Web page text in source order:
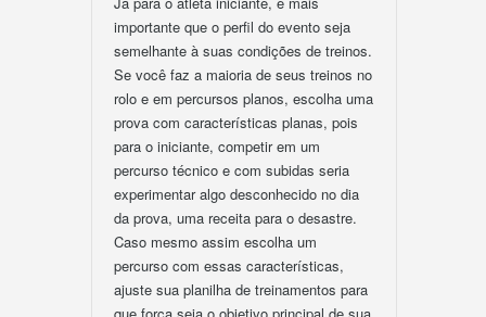
importante que o perfil do evento seja
semelhante à suas condições de treinos.
Se você faz a maioria de seus treinos no
rolo e em percursos planos, escolha uma
prova com características planas, pois
para o iniciante, competir em um
percurso técnico e com subidas seria
experimentar algo desconhecido no dia
da prova, uma receita para o desastre.
Caso mesmo assim escolha um
percurso com essas características,
ajuste sua planilha de treinamentos para